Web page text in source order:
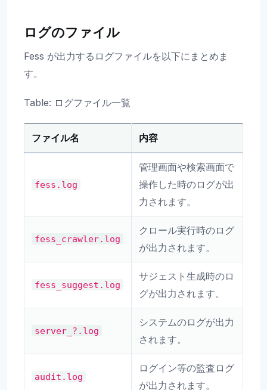
ログのファイル
Fess が出力するログファイルを以下にまとめま
す。
Table: ログファイル一覧
ファイル名 内容
fess.log
管理画面や検索画面で
操作した時のログが出
力されます。
fess_crawler.log
クロール実行時のログ
が出力されます。
fess_suggest.log
サジェスト生成時のロ
グが出力されます。
server_?.log
システムのログが出力
されます。
audit.log
ログイン等の監査ログ
が出力されます。